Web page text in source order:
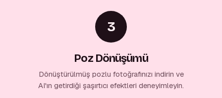
3
Poz Dönüşümü
Dönüştürülmüş pozlu fotoğrafınızı indirin ve
AI'ın getirdiği şaşırtıcı efektleri deneyimleyin.